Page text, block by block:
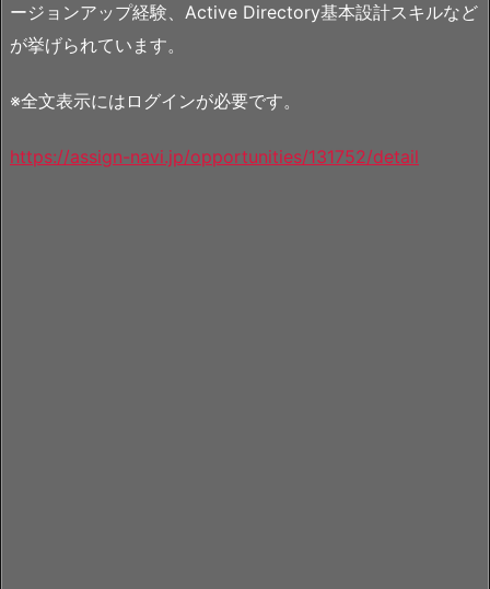
ージョンアップ経験、Active Directory基本設計スキルなど
が挙げられています。
※全文表示にはログインが必要です。
https://assign-navi.jp/opportunities/131752/detail